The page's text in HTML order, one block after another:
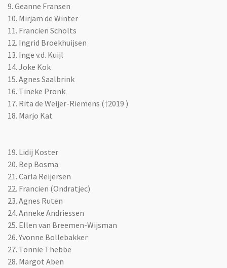
9. Geanne Fransen
10. Mirjam de Winter
11. Francien Scholts
12. Ingrid Broekhuijsen
13. Inge v.d. Kuijl
14. Joke Kok
15. Agnes Saalbrink
16. Tineke Pronk
17. Rita de Weijer-Riemens (†2019 )
18. Marjo Kat
19. Lidij Koster
20. Bep Bosma
21. Carla Reijersen
22. Francien (Ondratjec)
23. Agnes Ruten
24. Anneke Andriessen
25. Ellen van Breemen-Wijsman
26. Yvonne Bollebakker
27. Tonnie Thebbe
28. Margot Aben